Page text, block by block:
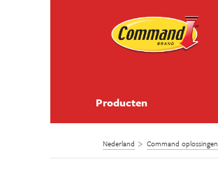
Producten
Nederland Command oplossingen